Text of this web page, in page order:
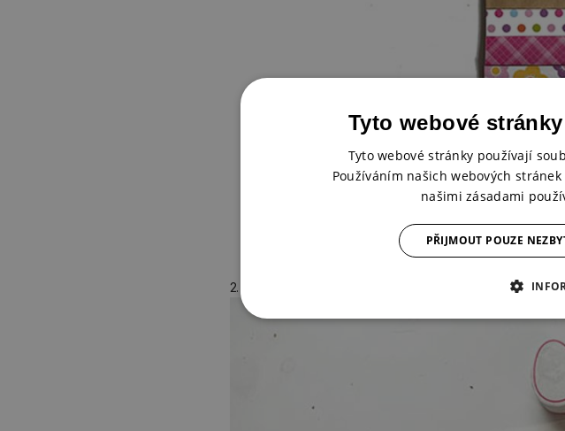
2. Narazítkujeme na akvarelový papír.
Tyto webové
Tyto webové stránky používají
Používáním našich webových
našimi zásadami
PŘIJMOUT POUZE